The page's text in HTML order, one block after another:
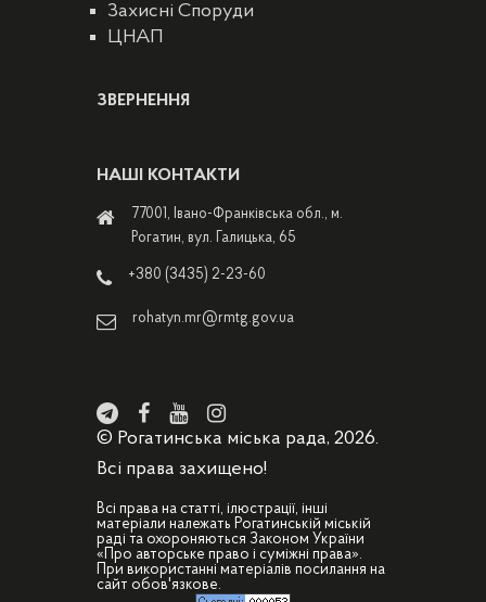
Захисні Споруди
ЦНАП
ЗВЕРНЕННЯ
НАШІ КОНТАКТИ
77001, Івано-Франківська обл., м.
Рогатин, вул. Галицька, 65
+380 (3435) 2-23-60
rohatyn.mr@rmtg.gov.ua
© Рогатинська міська рада, 2026.
Всі права захищено!
Всі права на статті, ілюстрації, інші
матеріали належать Рогатинській міській
раді та охороняються Законом України
«Про авторське право і суміжні права».
При використанні матеріалів посилання на
сайт обов'язкове.